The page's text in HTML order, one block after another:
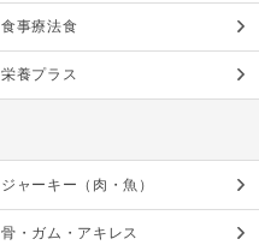
食事療法食
栄養プラス
ジャーキー（肉・魚）
骨・ガム・アキレス